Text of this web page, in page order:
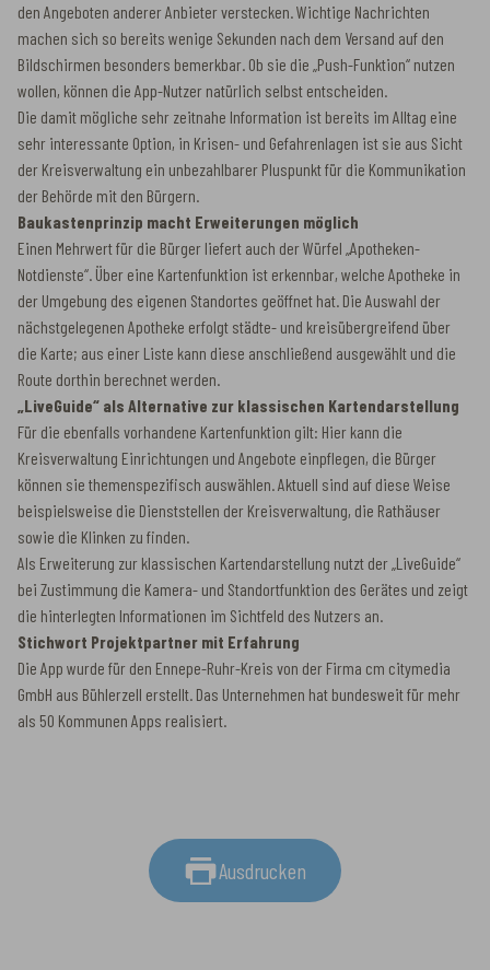
den Angeboten anderer Anbieter verstecken. Wichtige Nachrichten
machen sich so bereits wenige Sekunden nach dem Versand auf den
Bildschirmen besonders bemerkbar. Ob sie die „Push-Funktion“ nutzen
wollen, können die App-Nutzer natürlich selbst entscheiden.
Die damit mögliche sehr zeitnahe Information ist bereits im Alltag eine
sehr interessante Option, in Krisen- und Gefahrenlagen ist sie aus Sicht
der Kreisverwaltung ein unbezahlbarer Pluspunkt für die Kommunikation
der Behörde mit den Bürgern.
Baukastenprinzip macht Erweiterungen möglich
Einen Mehrwert für die Bürger liefert auch der Würfel „Apotheken-
Notdienste“. Über eine Kartenfunktion ist erkennbar, welche Apotheke in
der Umgebung des eigenen Standortes geöffnet hat. Die Auswahl der
nächstgelegenen Apotheke erfolgt städte- und kreisübergreifend über
die Karte; aus einer Liste kann diese anschließend ausgewählt und die
Route dorthin berechnet werden.
„LiveGuide“ als Alternative zur klassischen Kartendarstellung
Für die ebenfalls vorhandene Kartenfunktion gilt: Hier kann die
Kreisverwaltung Einrichtungen und Angebote einpflegen, die Bürger
können sie themenspezifisch auswählen. Aktuell sind auf diese Weise
beispielsweise die Dienststellen der Kreisverwaltung, die Rathäuser
sowie die Klinken zu finden.
Als Erweiterung zur klassischen Kartendarstellung nutzt der „LiveGuide“
bei Zustimmung die Kamera- und Standortfunktion des Gerätes und zeigt
die hinterlegten Informationen im Sichtfeld des Nutzers an.
Stichwort Projektpartner mit Erfahrung
Die App wurde für den Ennepe-Ruhr-Kreis von der Firma cm citymedia
GmbH aus Bühlerzell erstellt. Das Unternehmen hat bundesweit für mehr
als 50 Kommunen Apps realisiert.
Ausdrucken